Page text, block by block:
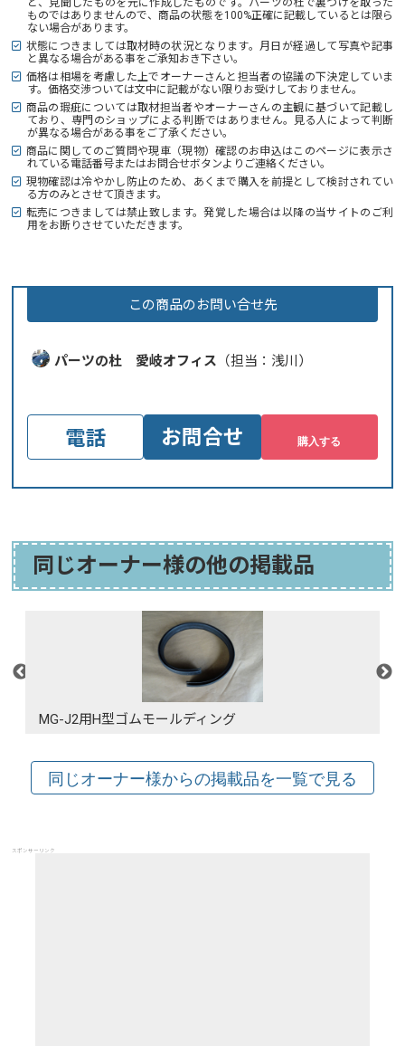
ものではありませんので、商品の状態を100%正確に記載しているとは限ら
ない場合があります。
状態につきましては取材時の状況となります。月日が経過して写真や記事
と異なる場合がある事をご承知おき下さい。
価格は相場を考慮した上でオーナーさんと担当者の協議の下決定していま
す。価格交渉ついては文中に記載がない限りお受けしておりません。
商品の瑕疵については取材担当者やオーナーさんの主観に基づいて記載し
ており、専門のショップによる判断ではありません。見る人によって判断
が異なる場合がある事をご了承ください。
商品に関してのご質問や現車（現物）確認のお申込はこのページに表示さ
れている電話番号またはお問合せボタンよりご連絡ください。
現物確認は冷やかし防止のため、あくまで購入を前提として検討されてい
る方のみとさせて頂きます。
転売につきましては禁止致します。発覚した場合は以降の当サイトのご利
用をお断りさせていただきます。
この商品のお問い合せ先
パーツの杜 愛岐オフィス （担当：浅川）
電話 お問合せ
同じオーナー様の他の掲載品
MG-J2用H型ゴムモールディング
スポンサーリンク